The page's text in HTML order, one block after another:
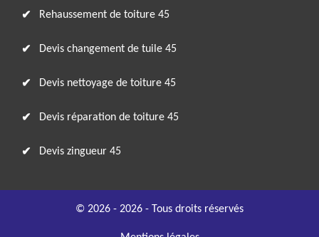
Rehaussement de toiture 45
Devis changement de tuile 45
Devis nettoyage de toiture 45
Devis réparation de toiture 45
Devis zingueur 45
© 2026 - 2026 - Tous droits réservés